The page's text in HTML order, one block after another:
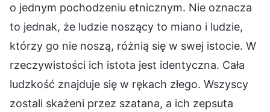
o jednym pochodzeniu etnicznym. Nie oznacza
to jednak, że ludzie noszący to miano i ludzie,
którzy go nie noszą, różnią się w swej istocie. W
rzeczywistości ich istota jest identyczna. Cała
ludzkość znajduje się w rękach złego. Wszyscy
zostali skażeni przez szatana, a ich zepsuta